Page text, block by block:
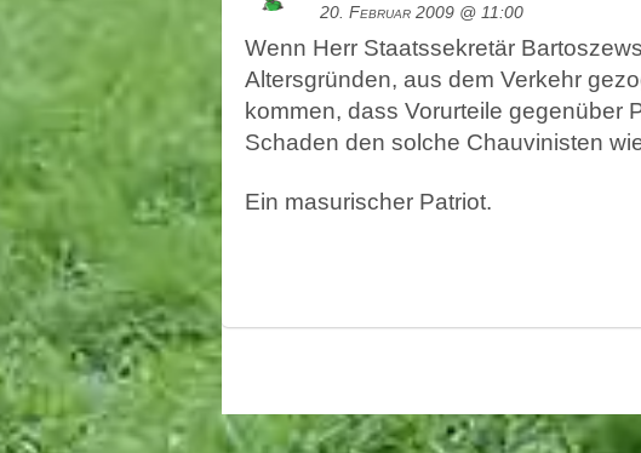
20. Februar 2009 @ 11:00
Wenn Herr Staatssekretär
Altersgründen, aus dem Verkehr
kommen, dass Vorurteile gegenüber
Schaden den solche Chauvinisten
Ein masurischer Patriot.